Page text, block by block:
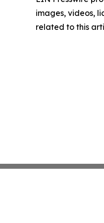
images, videos,
related to this